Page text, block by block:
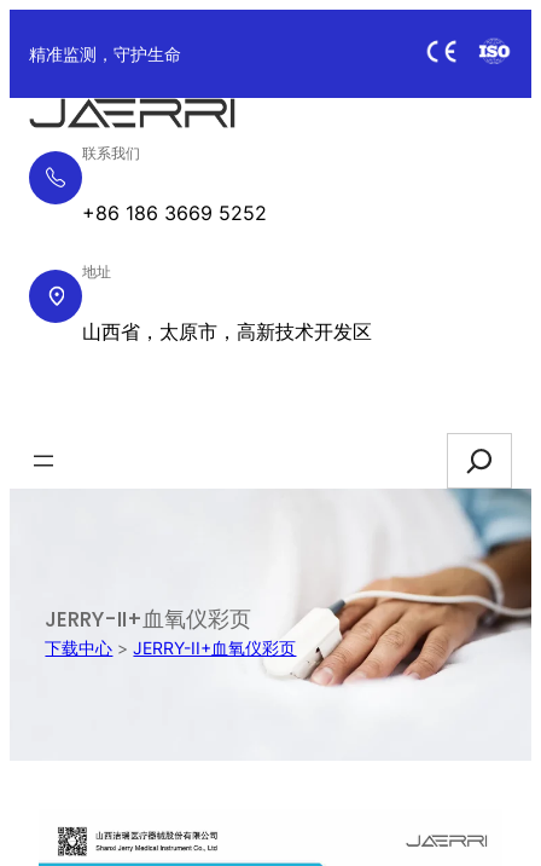
精准监测，守护生命
联系我们
+86 186 3669 5252
地址
山西省，太原市，高新技术开发区
Search
JERRY-II+血氧仪彩页
下载中心 >JERRY-II+血氧仪彩页